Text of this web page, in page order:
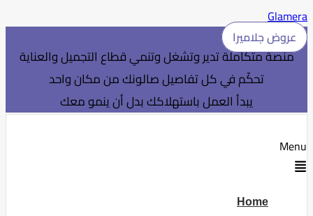
Glamera
عروض جلاميرا
منصة متكاملة تدير وتشغل وتنمي قطاع التجميل والعناية
تحكّم في كل تفاصيل صالونك من مكان واحد
يبدأ العمل باستهلاكك بدل أن ينمو معك
Menu
Home